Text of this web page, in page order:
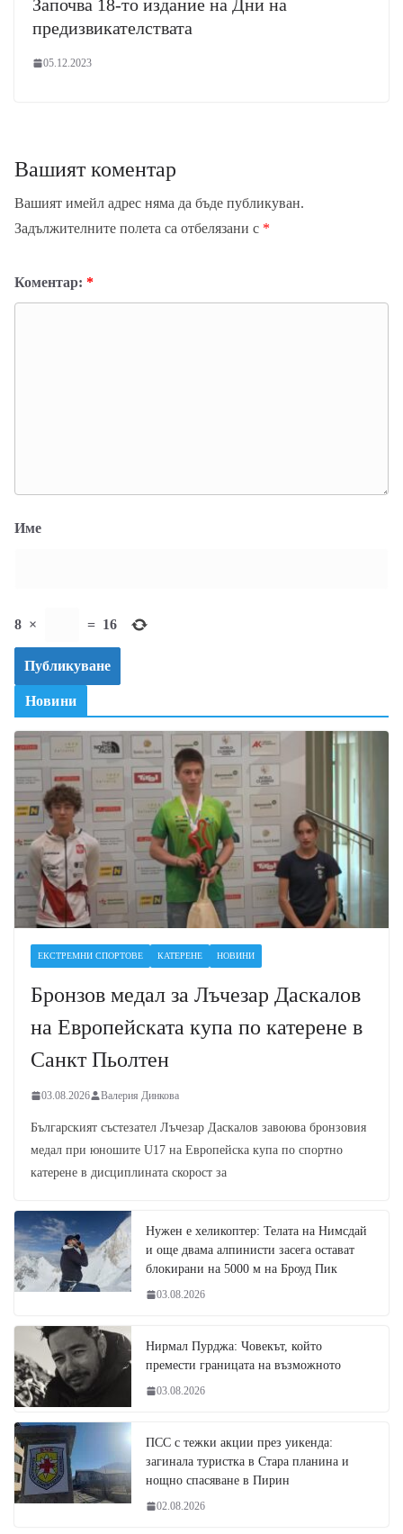
Започва 18-то издание на Дни на
предизвикателствата
05.12.2023
Вашият коментар
Вашият имейл адрес няма да бъде публикуван.
Задължителните полета са отбелязани с *
Коментар: *
Име
8 × = 16
Новини
ЕКСТРЕМНИ СПОРТОВЕ КАТЕРЕНЕ НОВИНИ
Бронзов медал за Лъчезар Даскалов
на Европейската купа по катерене в
Санкт Пьолтен
03.08.2026 Валерия Динкова
Българският състезател Лъчезар Даскалов завоюва бронзовия
медал при юношите U17 на Европейска купа по спортно
катерене в дисциплината скорост за
Нужен е хеликоптер: Телата на Нимсдай
и още двама алпинисти засега остават
блокирани на 5000 м на Броуд Пик
03.08.2026
Нирмал Пурджа: Човекът, който
премести границата на възможното
03.08.2026
ПСС с тежки акции през уикенда:
загинала туристка в Стара планина и
нощно спасяване в Пирин
02.08.2026